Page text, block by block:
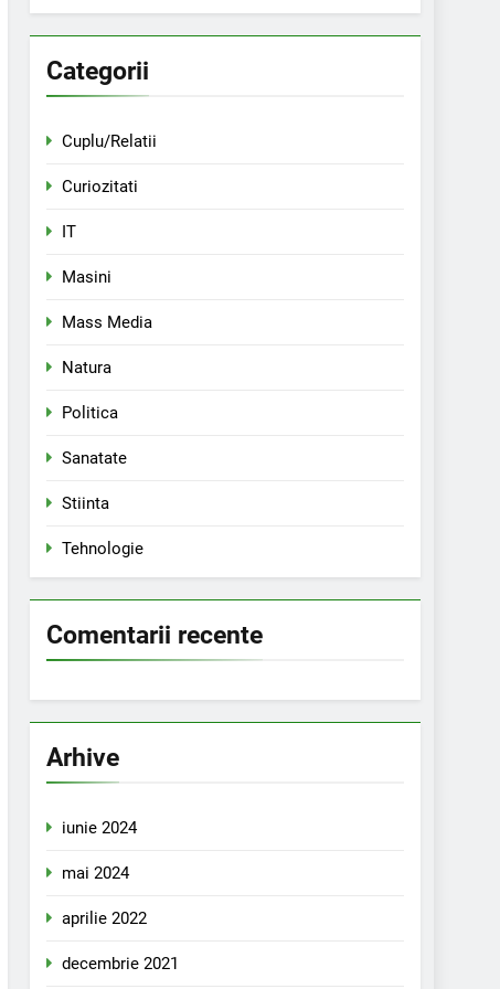
Categorii
Cuplu/Relatii
Curiozitati
IT
Masini
Mass Media
Natura
Politica
Sanatate
Stiinta
Tehnologie
Comentarii recente
Arhive
iunie 2024
mai 2024
aprilie 2022
decembrie 2021